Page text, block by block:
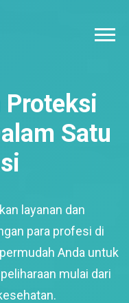
Satu
layanan dan
para profesi di
Anda untuk
mulai dari